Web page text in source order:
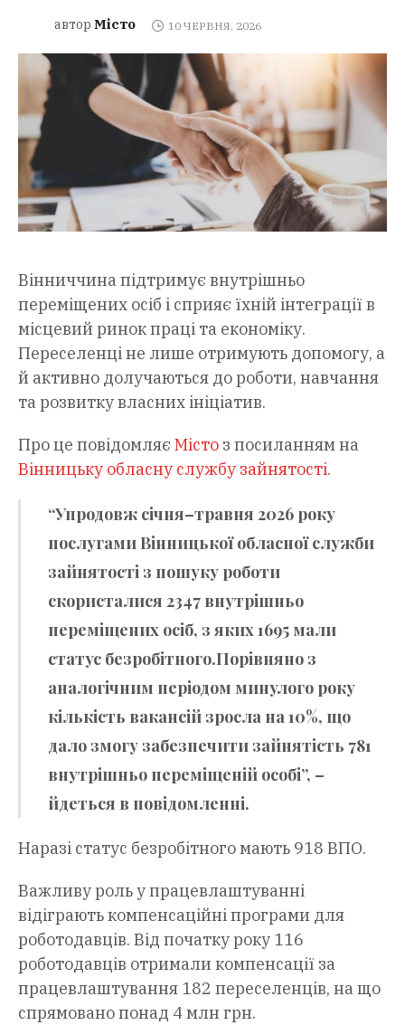
автор Місто 10 ЧЕРВНЯ, 2026
Вінниччина підтримує внутрішньо
переміщених осіб і сприяє їхній інтеграції в
місцевий ринок праці та економіку.
Переселенці не лише отримують допомогу, а
й активно долучаються до роботи, навчання
та розвитку власних ініціатив.
Про це повідомляє Місто з посиланням на
Вінницьку обласну службу зайнятості.
“Упродовж січня–травня 2026 року
послугами Вінницької обласної служби
зайнятості з пошуку роботи
скористалися 2347 внутрішньо
переміщених осіб, з яких 1695 мали
статус безробітного.Порівняно з
аналогічним періодом минулого року
кількість вакансій зросла на 10%, що
дало змогу забезпечити зайнятість 781
внутрішньо переміщеній особі”, –
йдеться в повідомленні.
Наразі статус безробітного мають 918 ВПО.
Важливу роль у працевлаштуванні
відіграють компенсаційні програми для
роботодавців. Від початку року 116
роботодавців отримали компенсації за
працевлаштування 182 переселенців, на що
спрямовано понад 4 млн грн.